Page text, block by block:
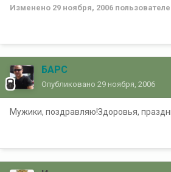
Изменено 29 ноября, 2006
БАРС
Опубликовано 29 ноября, 2006
Мужики, поздравляю!Здоровья,